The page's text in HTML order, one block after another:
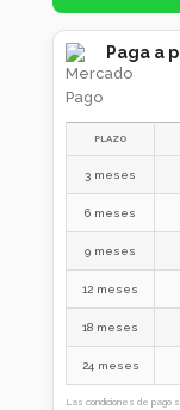
Paga a
PLAZO
3 meses
6 meses
9 meses
12 meses
18 meses
24 meses
Las condiciones de pago